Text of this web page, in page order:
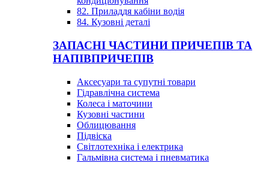
82. Приладдя кабіни водія
84. Кузовні деталі
ЗАПАСНІ ЧАСТИНИ ПРИЧЕПІВ ТА
НАПІВПРИЧЕПІВ
Аксесуари та супутні товари
Гідравлічна система
Колеса і маточини
Кузовні частини
Облицювання
Підвіска
Світлотехніка і електрика
Гальмівна система і пневматика